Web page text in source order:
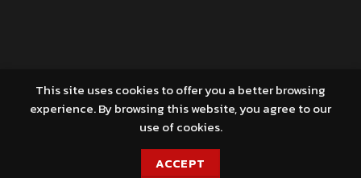
This site uses cookies to offer you a better browsing
experience. By browsing this website, you agree to our
use of cookies.
ACCEPT